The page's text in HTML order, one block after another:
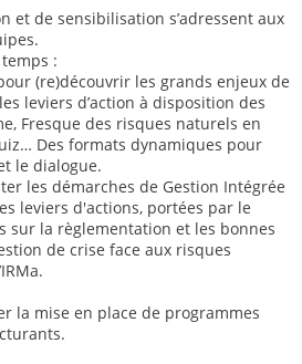
et de sensibilisation s’adressent aux
:
(re)découvrir les grands enjeux de
leviers d’action à disposition des
Fresque des risques naturels en
Des formats dynamiques pour
le dialogue.
les démarches de Gestion Intégrée
leviers d'actions, portées par le
sur la règlementation et les bonnes
de crise face aux risques
la mise en place de programmes